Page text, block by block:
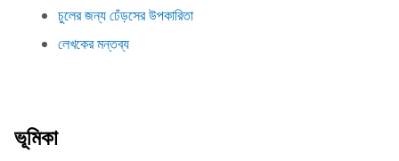
চুলের জন্য ঢেঁড়সের উপকারিতা
লেখকের মন্তব্য
ভূমিকা